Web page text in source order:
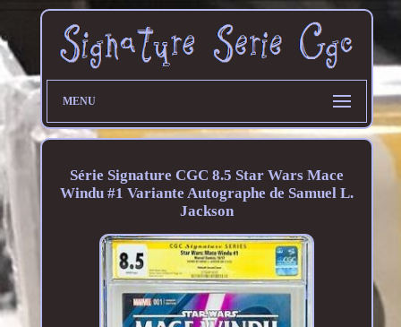
MENU
Série Signature CGC 8.5 Star Wars Mace
Windu #1 Variante Autographe de Samuel L.
Jackson